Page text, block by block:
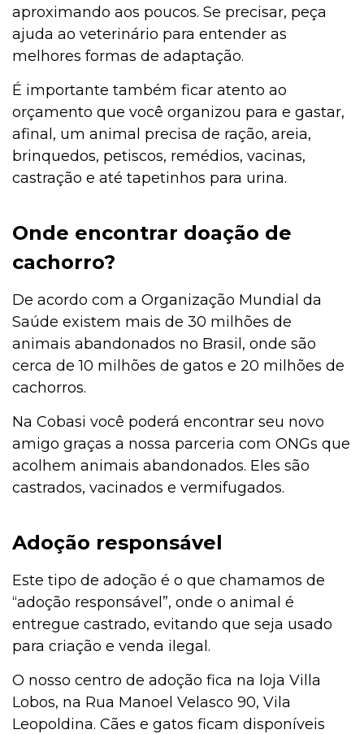
aproximando aos poucos. Se precisar, peça
ajuda ao veterinário para entender as
melhores formas de adaptação.
É importante também ficar atento ao
orçamento que você organizou para e gastar,
afinal, um animal precisa de ração, areia,
brinquedos, petiscos, remédios, vacinas,
castração e até tapetinhos para urina.
Onde encontrar doação de
cachorro?
De acordo com a Organização Mundial da
Saúde existem mais de 30 milhões de
animais abandonados no Brasil, onde são
cerca de 10 milhões de gatos e 20 milhões de
cachorros.
Na Cobasi você poderá encontrar seu novo
amigo graças a nossa parceria com ONGs que
acolhem animais abandonados. Eles são
castrados, vacinados e vermifugados.
Adoção responsável
Este tipo de adoção é o que chamamos de
“adoção responsável”, onde o animal é
entregue castrado, evitando que seja usado
para criação e venda ilegal.
O nosso centro de adoção fica na loja Villa
Lobos, na Rua Manoel Velasco 90, Vila
Leopoldina. Cães e gatos ficam disponíveis